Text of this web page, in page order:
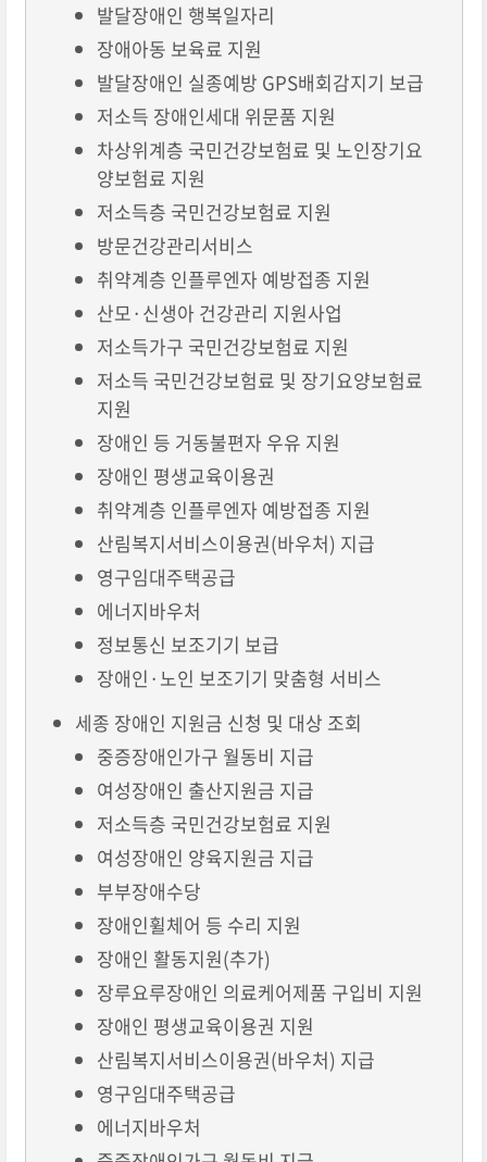
발달장애인 행복일자리
장애아동 보육료 지원
발달장애인 실종예방 GPS배회감지기 보급
저소득 장애인세대 위문품 지원
차상위계층 국민건강보험료 및 노인장기요
양보험료 지원
저소득층 국민건강보험료 지원
방문건강관리서비스
취약계층 인플루엔자 예방접종 지원
산모·신생아 건강관리 지원사업
저소득가구 국민건강보험료 지원
저소득 국민건강보험료 및 장기요양보험료
지원
장애인 등 거동불편자 우유 지원
장애인 평생교육이용권
취약계층 인플루엔자 예방접종 지원
산림복지서비스이용권(바우처) 지급
영구임대주택공급
에너지바우처
정보통신 보조기기 보급
장애인·노인 보조기기 맞춤형 서비스
세종 장애인 지원금 신청 및 대상 조회
중증장애인가구 월동비 지급
여성장애인 출산지원금 지급
저소득층 국민건강보험료 지원
여성장애인 양육지원금 지급
부부장애수당
장애인휠체어 등 수리 지원
장애인 활동지원(추가)
장루요루장애인 의료케어제품 구입비 지원
장애인 평생교육이용권 지원
산림복지서비스이용권(바우처) 지급
영구임대주택공급
에너지바우처